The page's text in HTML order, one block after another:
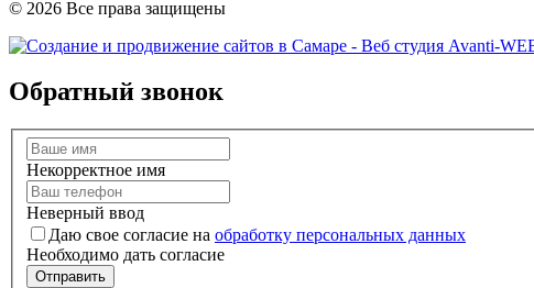
© 2026 Все права защищены
Обратный звонок
Некорректное имя
Неверный ввод
Даю свое согласие на обработку персональных данных
Необходимо дать согласие
Отправить